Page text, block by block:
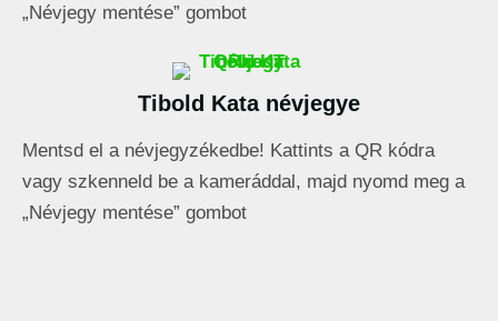
„Névjegy mentése” gombot
Tibold Kata névjegye
Mentsd el a névjegyzékedbe! Kattints a QR kódra
vagy szkenneld be a kameráddal, majd nyomd meg a
„Névjegy mentése” gombot